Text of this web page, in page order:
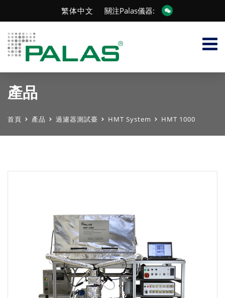
繁体中文 關注Palas儀器:
產品
首頁 產品 過濾器測試臺 HMT System HMT 1000